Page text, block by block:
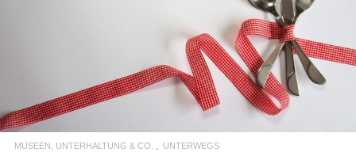
READ MORE
MUSEEN, UNTERHALTUNG & CO. UNTERWEGS